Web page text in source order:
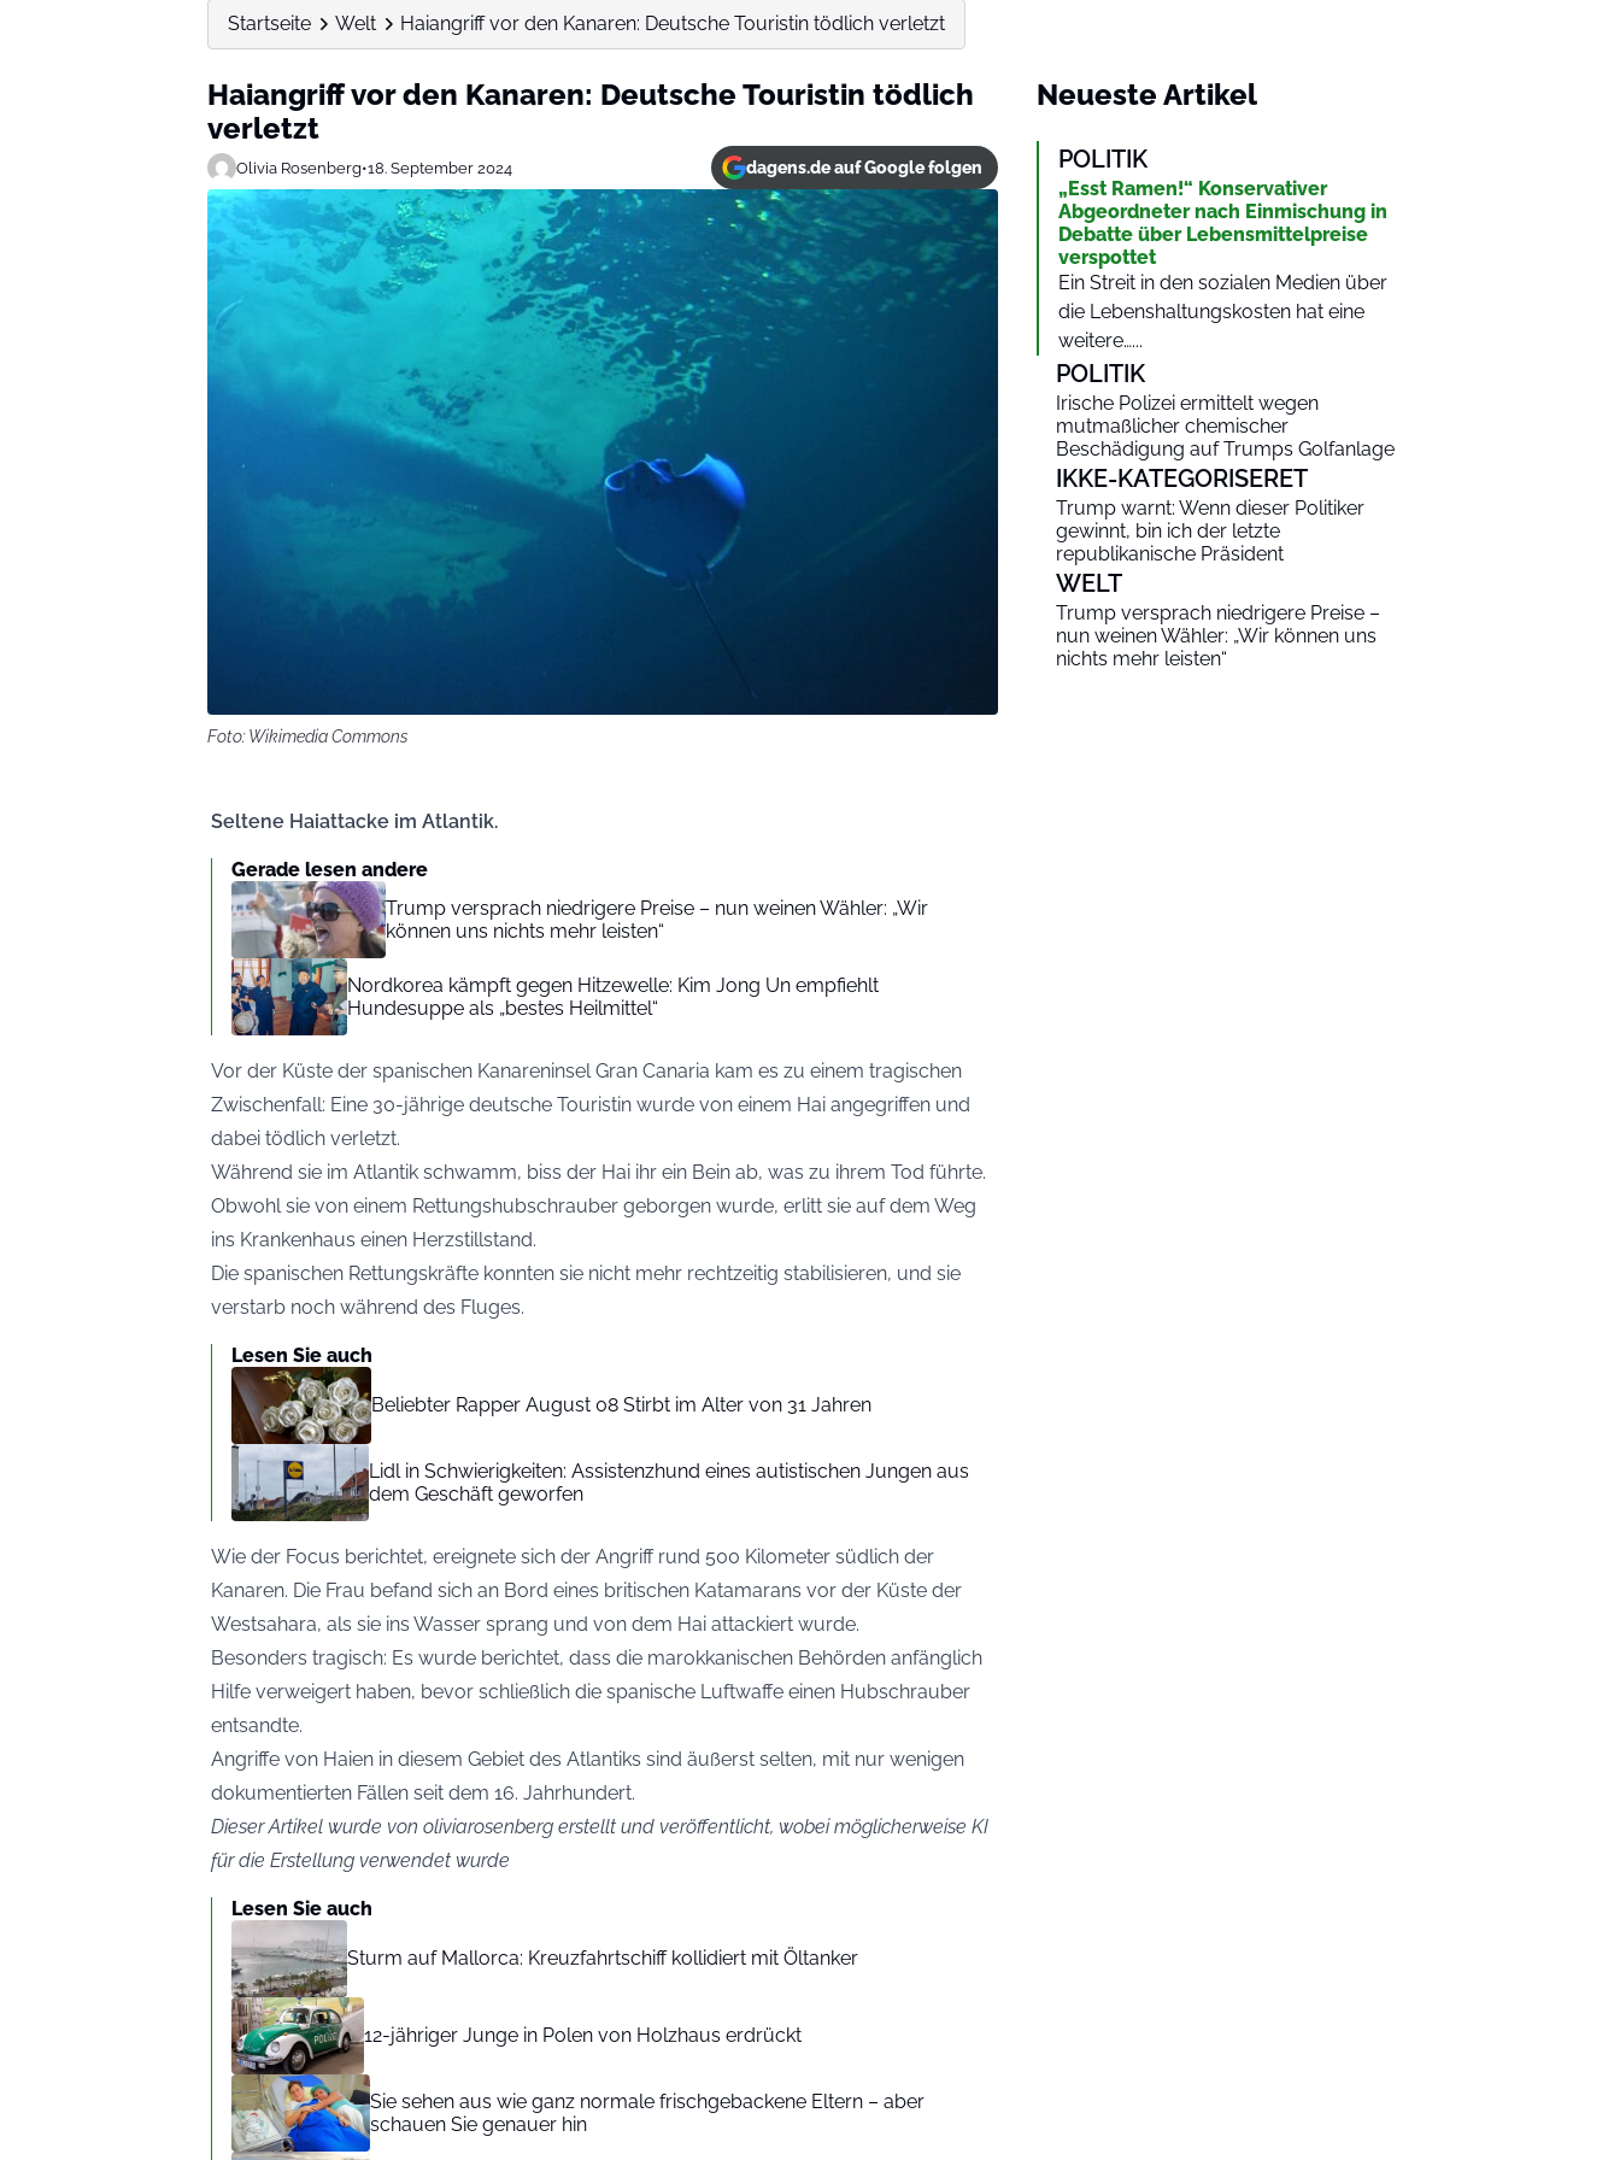
Startseite Welt Haiangriff vor den Kanaren: Deutsche Touristin tödlich verletzt
Haiangriff vor den Kanaren: Deutsche Touristin tödlich
verletzt
Olivia Rosenberg•18. September 2024 dagens.de auf Google folgen
Foto: Wikimedia Commons
Seltene Haiattacke im Atlantik.
Gerade lesen andere
Trump versprach niedrigere Preise – nun weinen Wähler: „Wir
können uns nichts mehr leisten“
Nordkorea kämpft gegen Hitzewelle: Kim Jong Un empfiehlt
Hundesuppe als „bestes Heilmittel“
Vor der Küste der spanischen Kanareninsel Gran Canaria kam es zu einem tragischen
Zwischenfall: Eine 30-jährige deutsche Touristin wurde von einem Hai angegriffen und
dabei tödlich verletzt.
Während sie im Atlantik schwamm, biss der Hai ihr ein Bein ab, was zu ihrem Tod führte.
Obwohl sie von einem Rettungshubschrauber geborgen wurde, erlitt sie auf dem Weg
ins Krankenhaus einen Herzstillstand.
Die spanischen Rettungskräfte konnten sie nicht mehr rechtzeitig stabilisieren, und sie
verstarb noch während des Fluges.
Lesen Sie auch
Beliebter Rapper August 08 Stirbt im Alter von 31 Jahren
Lidl in Schwierigkeiten: Assistenzhund eines autistischen Jungen aus
dem Geschäft geworfen
Wie der Focus berichtet, ereignete sich der Angriff rund 500 Kilometer südlich der
Kanaren. Die Frau befand sich an Bord eines britischen Katamarans vor der Küste der
Westsahara, als sie ins Wasser sprang und von dem Hai attackiert wurde.
Besonders tragisch: Es wurde berichtet, dass die marokkanischen Behörden anfänglich
Hilfe verweigert haben, bevor schließlich die spanische Luftwaffe einen Hubschrauber
entsandte.
Angriffe von Haien in diesem Gebiet des Atlantiks sind äußerst selten, mit nur wenigen
dokumentierten Fällen seit dem 16. Jahrhundert.
Dieser Artikel wurde von oliviarosenberg erstellt und veröffentlicht, wobei möglicherweise KI
für die Erstellung verwendet wurde
Lesen Sie auch
Sturm auf Mallorca: Kreuzfahrtschiff kollidiert mit Öltanker
12-jähriger Junge in Polen von Holzhaus erdrückt
Sie sehen aus wie ganz normale frischgebackene Eltern – aber
schauen Sie genauer hin
Neueste Artikel
POLITIK
„Esst Ramen!“ Konservativer
Abgeordneter nach Einmischung in
Debatte über Lebensmittelpreise
verspottet
Ein Streit in den sozialen Medien über
die Lebenshaltungskosten hat eine
weitere…...
POLITIK
Irische Polizei ermittelt wegen
mutmaßlicher chemischer
Beschädigung auf Trumps Golfanlage
IKKE-KATEGORISERET
Trump warnt: Wenn dieser Politiker
gewinnt, bin ich der letzte
republikanische Präsident
WELT
Trump versprach niedrigere Preise –
nun weinen Wähler: „Wir können uns
nichts mehr leisten“